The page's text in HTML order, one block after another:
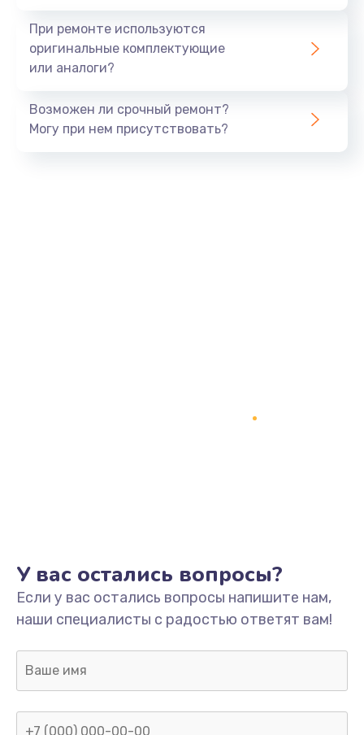
При ремонте используются
оригинальные комплектующие
или аналоги?
Возможен ли срочный ремонт?
Могу при нем присутствовать?
У вас остались вопросы?
Если у вас остались вопросы напишите нам,
наши специалисты с радостью ответят вам!